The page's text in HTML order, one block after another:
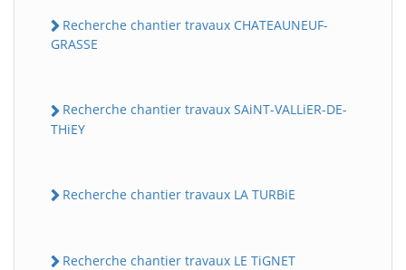
Recherche chantier travaux CHATEAUNEUF-
GRASSE
Recherche chantier travaux SAiNT-VALLiER-DE-
THiEY
Recherche chantier travaux LA TURBiE
Recherche chantier travaux LE TiGNET